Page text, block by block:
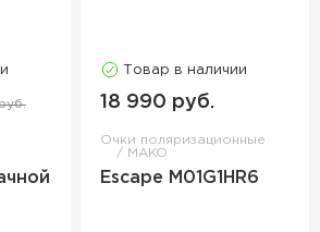
Товар в наличии
18 990 руб.
Очки поляризационные
MAKO
Escape M01G1HR6